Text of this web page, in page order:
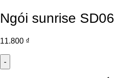
Ngói sunrise SD06
11.800 ₫